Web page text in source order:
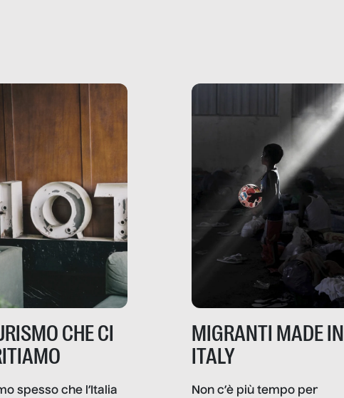
la sanità, la ristorazione,
la scuola, le fabbriche,
amministrazione, l’edilizia,
CHE CI
spesso che l’Italia
MIGRANTI MADE IN
ITALY
Non c’è più tempo per